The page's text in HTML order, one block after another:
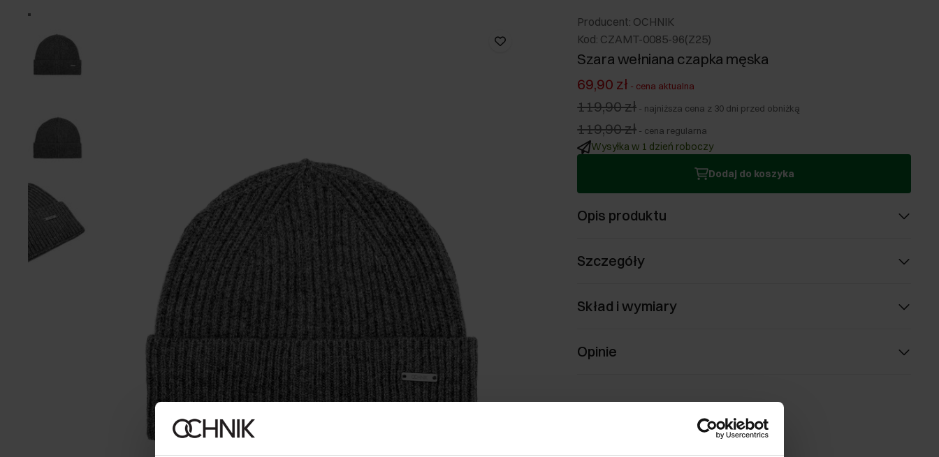
Producent: OCHNIK
Kod: CZAMT-0085-96(Z25)
Szara wełniana czapka męska
69,90 zł - cena aktualna
119,90 zł - najniższa cena z 30 dni przed obniżką
119,90 zł - cena regularna
Wysyłka w 1 dzień roboczy
Dodaj do koszyka
Opis produktu
Szczegóły
Skład i wymiary
Opinie